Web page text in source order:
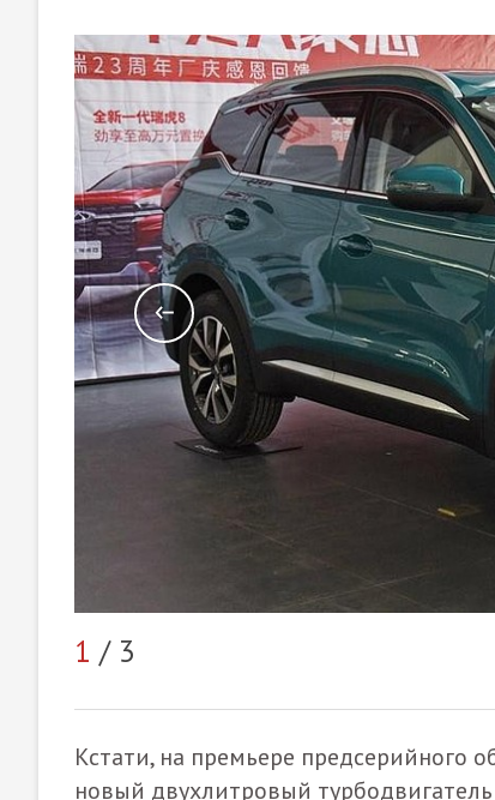
1 / 3
Кстати, на премьере предсерийного
новый двухлитровый